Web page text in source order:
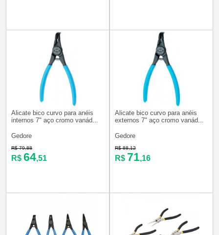
Alicate bico curvo para anéis
internos 7" aço cromo vanád...
Gedore
R$ 79,88
R$ 64,51
Alicate bico curvo para anéis
externos 7" aço cromo vanád...
Gedore
R$ 88,12
R$ 71,16